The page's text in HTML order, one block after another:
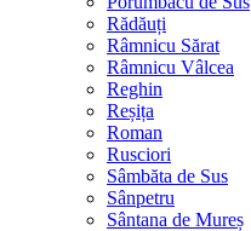
Rădăuți
Râmnicu Sărat
Râmnicu Vâlcea
Reghin
Reșița
Roman
Rusciori
Sâmbăta de Sus
Sânpetru
Sântana de Mureș